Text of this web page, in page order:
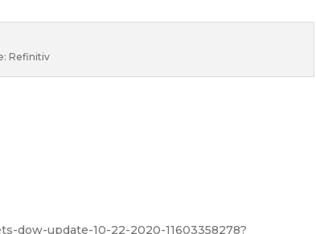
Refinitiv
dow-update-10-22-2020-11603358278?